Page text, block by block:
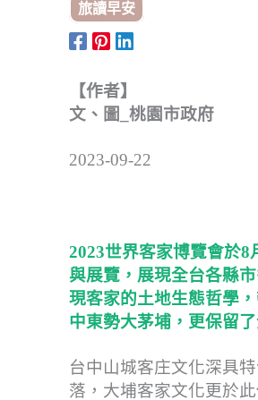
旅讀早安
【作者】
文、圖_桃園市政府
2023-09-22
2023世界客家博覽會於
與展覽，展現全台各縣
現客家的土地生態哲學
中東勢大茅埔，更保留
台中山城客庄文化深具
落，大埔客家文化更於